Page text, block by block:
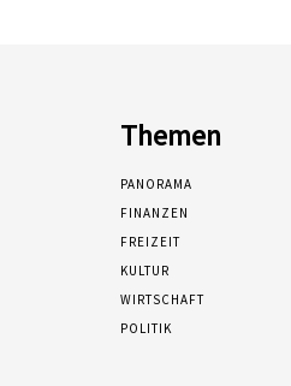
Themen
PANORAMA
FINANZEN
FREIZEIT
KULTUR
WIRTSCHAFT
POLITIK